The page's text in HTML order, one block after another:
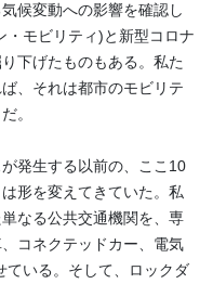
候変動への影響を確認し
・モビリティ)と新型コロナ
下げたものもある。私た
、それは都市のモビリテ
。
発生する以前の、ここ 10
形を変えてきていた。私
なる公共交通機関を、専
コネクテッドカー、電気
ている。そして、ロックダ